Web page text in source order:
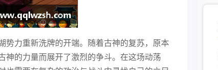
势力重新洗牌的开端。随着古神的复苏，原本
神的力量而展开了激烈的争斗。在这场动荡